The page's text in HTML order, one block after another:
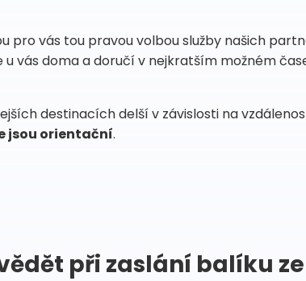
vás tou pravou volbou služby našich
u vás doma a doručí v nejkratším možném
destinacích delší v závislosti na
jsou orientační.
při zaslání balíku